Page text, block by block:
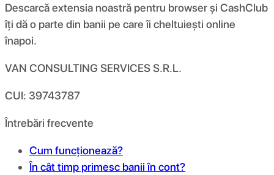
Descarcă extensia noastră pentru browser și CashClub
îți dă o parte din banii pe care îi cheltuiești online
înapoi.
VAN CONSULTING SERVICES S.R.L.
CUI: 39743787
Întrebări frecvente
Cum funcționează?
În cât timp primesc banii în cont?